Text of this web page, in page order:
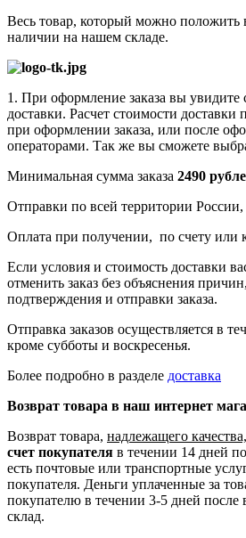
Весь товар, который можно положить
наличии на нашем складе.
1. При оформление заказа вы увидите
доставки. Расчет стоимости доставки
при оформлении заказа, или после
операторами. Так же вы сможете
Минимальная сумма заказа 2490
Отправки по всей территории России,
Оплата при получении, по счету или
Если условия и стоимость доставки
отменить заказ без объяснения
подтверждения и отправки заказа.
Отправка заказов осуществляется в
кроме субботы и воскресенья.
Более подробно в разделе доставка
Возврат товара в наш интернет
Возврат товара, надлежащего качества,
счет покупателя в течении 14 дней
есть почтовые или транспортные
покупателя. Деньги уплаченные за
покупателю в течении 3-5 дней после
склад.